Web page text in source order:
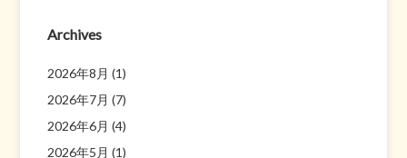
Archives
2026年8月 (1)
2026年7月 (7)
2026年6月 (4)
2026年5月 (1)